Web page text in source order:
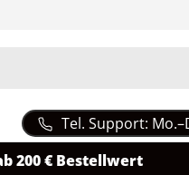
Tel. Support:
200 € Bestellwert